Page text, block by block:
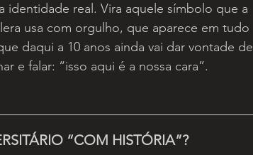
identidade real. Vira aquele símbolo que a
usa com orgulho, que aparece em tudo
daqui a 10 anos ainda vai dar vontade de
e falar: “isso aqui é a nossa cara”.
“COM HISTÓRIA”?